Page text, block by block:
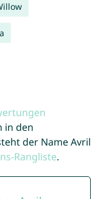
in den
der Name Avril
Rangliste.